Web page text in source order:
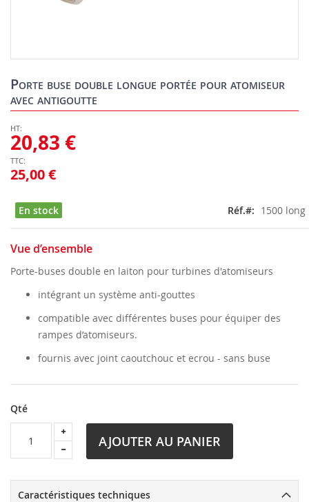
Porte buse double longue portée pour atomiseur
avec antigoutte
25,00 €
20,83 €
En stock Réf. 1500 long
Vue d’ensemble
Porte-buses double en laiton pour turbines d'atomiseurs
intégrant un système anti-gouttes
compatible avec différentes buses pour équiper des
rampes d’atomiseurs.
fournis avec joint caoutchouc et ecrou - sans buse
Qté
AJOUTER AU PANIER
to
the
beginning
the
images
gallery
Caractéristiques techniques